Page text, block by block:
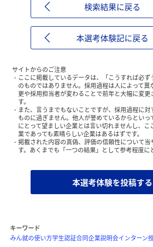
検索結果に戻る
本選考体験記に戻る
サイトからのご注意
ここに掲載しているデータは、「こうすれば必
のものではありません。採用過程は人によって
更や採用担当者が変わることで前年と大幅に変更
す。
また、言うまでもないことですが、採用過程に
ものに過ぎません。他人が誉めているからといっ
にとって望ましい企業とは言い切れませんし、
業であっても素晴らしい企業はあるはずです。
掲載された内容の真偽、評価の信頼性について当
す。あくまでも「一つの結果」として参考程度に
本選考体験を投稿する
キーワード
みん就の使い方学生認証合同企業説明会インターン